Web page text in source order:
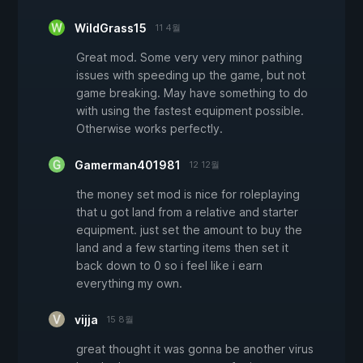
WildGrass15 11 4월
Great mod. Some very very minor pathing
issues with speeding up the game, but not
game breaking. May have something to do
with using the fastest equipment possible.
Otherwise works perfectly.
Gamerman401981 12 12월
the money set mod is nice for roleplaying
that u got land from a relative and starter
equipment. just set the amount to buy the
land and a few starting items then set it
back down to 0 so i feel like i earn
everything my own.
vijja 15 8월
great thought it was gonna be another virus